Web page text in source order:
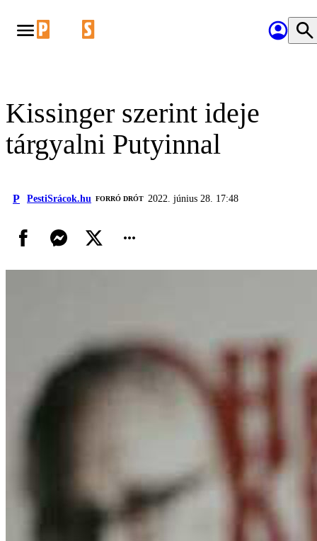
Kissinger szerint ideje
tárgyalni Putyinnal
P PestiSrácok.hu FORRÓ DRÓT 2022. június 28. 17:48